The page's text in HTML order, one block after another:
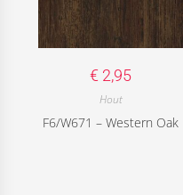
€ 2,95
Hout
F6/W671 – Western Oak